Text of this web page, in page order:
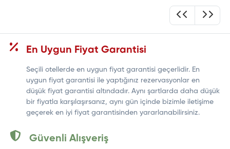
En Uygun Fiyat Garantisi
Seçili otellerde en uygun fiyat garantisi geçerlidir. En
uygun fiyat garantisi ile yaptığınız rezervasyonlar en
düşük fiyat garantisi altındadır. Aynı şartlarda daha düşük
bir fiyatla karşılaşırsanız, aynı gün içinde bizimle iletişime
geçerek en iyi fiyat garantisinden yararlanabilirsiniz.
Güvenli Alışveriş